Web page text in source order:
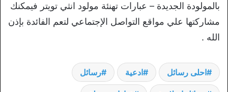
بالمولودة الجديدة – عبارات تهنئة مولود انثي تويتر فيمكنك
مشاركتها علي مواقع التواصل الإجتماعي لتعم الفائدة بإذن
الله .
احلى رسائل ادعية رسائل